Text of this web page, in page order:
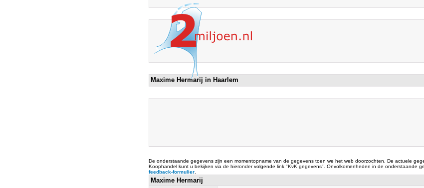
Maxime Hermarij in Haarlem
De onderstaande gegevens zijn een momentopname van de gegevens toen we het web doorzochten. De actuele
Koophandel kunt u bekijken via de hieronder volgende link "KvK gegevens". Onvolkomenheden in de onderstaande
feedback-formulier.
Maxime Hermarij